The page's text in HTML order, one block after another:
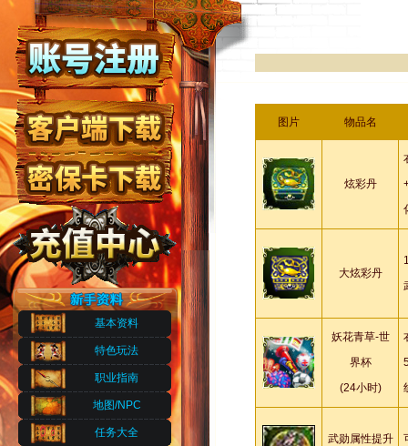
基本资料
特色玩法
职业指南
地图/NPC
任务大全
图片 物品名
炫彩丹
大炫彩丹
妖花青草-世
界杯
(24小时)
武勋属性提升